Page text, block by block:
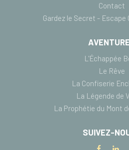
Contact
Gardez le Secret - Escape
L'Échappée
Le Rêve
La Confiserie
La Légende de
La Prophétie du Mont
SUIVEZ-